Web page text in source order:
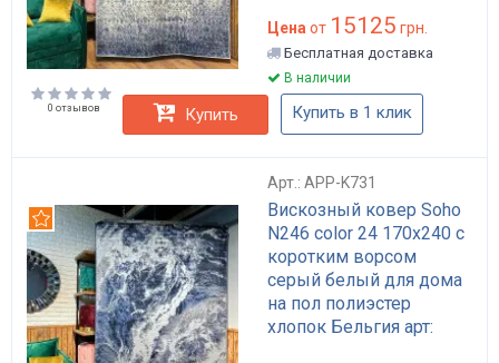
APP-K822
Цена от 15125 грн.
Бесплатная доставка
В наличии
0 отзывов Купить Купить в 1 клик
Арт.: APP-K731
Вискозный ковер Soho
N246 color 24 170x240 с
коротким ворсом
серый белый для дома
на пол полиэстер
хлопок Бельгия арт:
Рекомендуем